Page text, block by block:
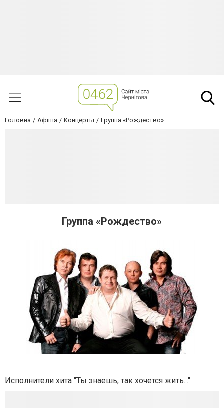
Головна Афіша Концерты Группа «Рождество»
Группа «Рождество»
Исполнители хита "Ты знаешь, так хочется жить..."